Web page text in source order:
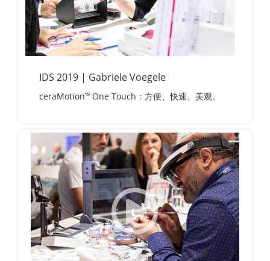
IDS 2019 | Gabriele Voegele
ceraMotion® One Touch：方便、快速、美观。